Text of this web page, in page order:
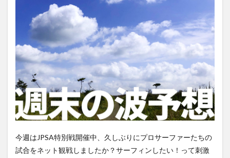
今週はJPSA特別戦開催中、久しぶりにプロサーファーたちの
試合をネット観戦しましたか？サーフィンしたい！って刺激